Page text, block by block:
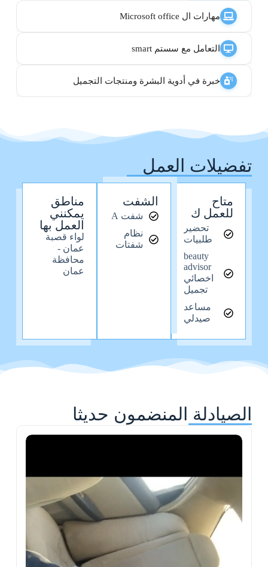
مهارات ال Microsoft office
التعامل مع سستم smart
خبرة في أدوية البشرة ومنتجات التجميل
تفضيلات العمل
متاح
للعمل ك
تحضير
طلبيات
beauty
advisor
اخصائي
تجميل
مساعد
صيدلي
الشفت
شفت A
نظام
شفتات
مناطق
يمكنني
العمل بها
لواء قصبة
عمان -
محافظة
عمان
الصيادلة المنضمون حديثا